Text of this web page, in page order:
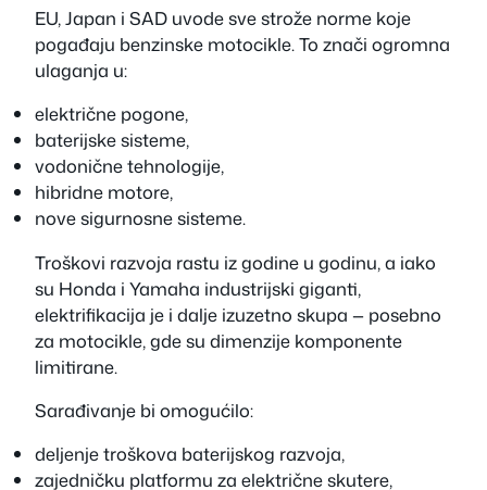
EU, Japan i SAD uvode sve strože norme koje
pogađaju benzinske motocikle. To znači ogromna
ulaganja u:
električne pogone,
baterijske sisteme,
vodonične tehnologije,
hibridne motore,
nove sigurnosne sisteme.
Troškovi razvoja rastu iz godine u godinu, a iako
su Honda i Yamaha industrijski giganti,
elektrifikacija je i dalje izuzetno skupa — posebno
za motocikle, gde su dimenzije komponente
limitirane.
Sarađivanje bi omogućilo:
deljenje troškova baterijskog razvoja,
zajedničku platformu za električne skutere,